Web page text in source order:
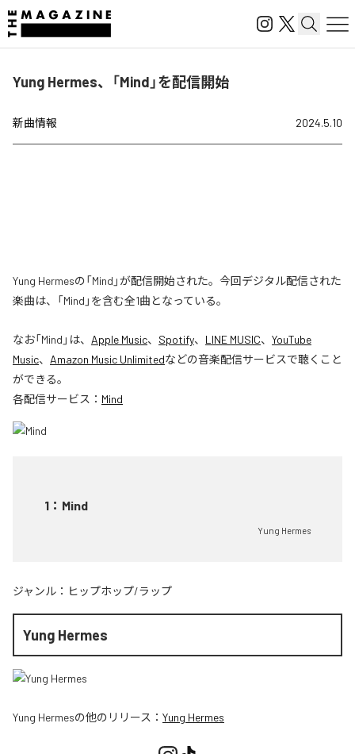
Yung Hermes、「Mind」を配信開始
新曲情報 2024.5.10
Yung Hermesの「Mind」が配信開始された。今回デジタル配信された
楽曲は、「Mind」を含む全1曲となっている。
なお「Mind 」は、 Apple Music、 Spotify、 LINE MUSIC、 YouTube
Music、 Amazon Music Unlimitedなどの音楽配信サービスで聴くこと
ができる。
各配信サービス： Mind
1 ： Mind
Yung Hermes
ジャンル： ヒップホップ/ラップ
Yung Hermes
Yung Hermesの他のリリース： Yung Hermes